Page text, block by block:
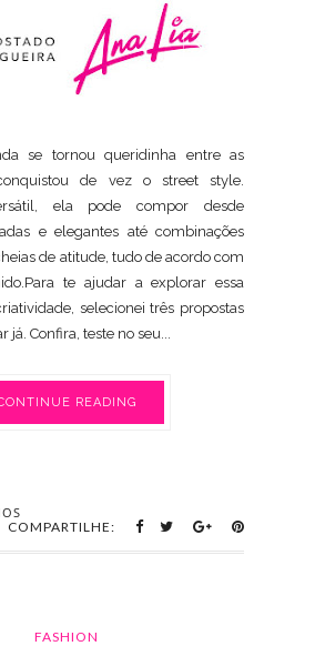
se tornou queridinha entre as
de vez o street style.
ela pode compor desde
e elegantes até combinações
de atitude, tudo de acordo com
te ajudar a explorar essa
selecionei três propostas
já. Confira, teste no seu...
READING
COMPARTILHE:
FASHION